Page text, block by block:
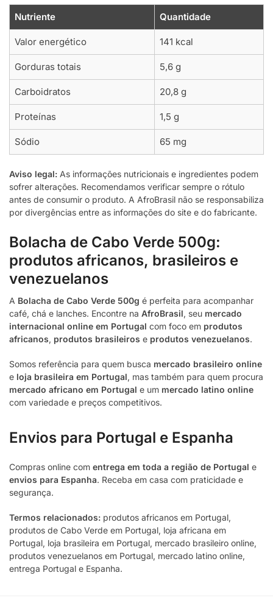
Nutriente Quantidade
Valor energético 141 kcal
Gorduras totais 5,6 g
Carboidratos 20,8 g
Proteínas 1,5 g
Sódio 65 mg
Aviso legal: As informações nutricionais e ingredientes podem
sofrer alterações. Recomendamos verificar sempre o rótulo
antes de consumir o produto. A AfroBrasil não se responsabiliza
por divergências entre as informações do site e do fabricante.
Bolacha de Cabo Verde 500g:
produtos africanos, brasileiros e
venezuelanos
A Bolacha de Cabo Verde 500g é perfeita para acompanhar
café, chá e lanches. Encontre na AfroBrasil, seu mercado
internacional online em Portugal com foco em produtos
africanos, produtos brasileiros e produtos venezuelanos.
Somos referência para quem busca mercado brasileiro online
e loja brasileira em Portugal, mas também para quem procura
mercado africano em Portugal e um mercado latino online
com variedade e preços competitivos.
Envios para Portugal e Espanha
Compras online com entrega em toda a região de Portugal e
envios para Espanha. Receba em casa com praticidade e
segurança.
Termos relacionados: produtos africanos em Portugal,
produtos de Cabo Verde em Portugal, loja africana em
Portugal, loja brasileira em Portugal, mercado brasileiro online,
produtos venezuelanos em Portugal, mercado latino online,
entrega Portugal e Espanha.